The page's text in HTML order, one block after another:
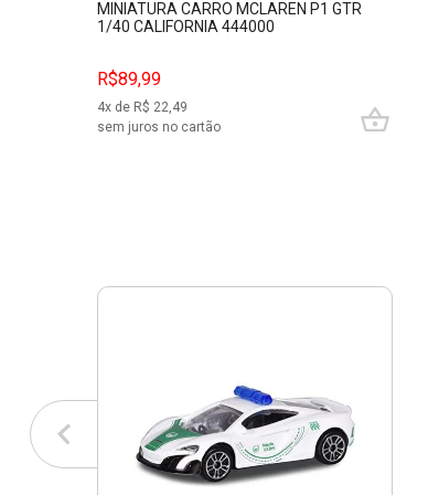
MINIATURA CARRO MCLAREN P1 GTR
1/40 CALIFORNIA 444000
R$89,99
4x de R$ 22,49
sem juros no cartão